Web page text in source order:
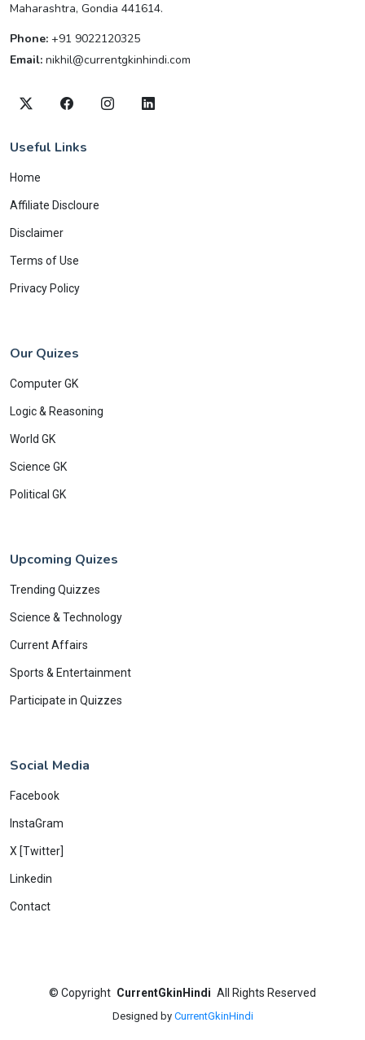
Maharashtra, Gondia 441614.
Phone: +91 9022120325
Email: nikhil@currentgkinhindi.com
Useful Links
Home
Affiliate Discloure
Disclaimer
Terms of Use
Privacy Policy
Our Quizes
Computer GK
Logic & Reasoning
World GK
Science GK
Political GK
Upcoming Quizes
Trending Quizzes
Science & Technology
Current Affairs
Sports & Entertainment
Participate in Quizzes
Social Media
Facebook
InstaGram
X [Twitter]
Linkedin
Contact
© Copyright CurrentGkinHindi All Rights Reserved
Designed by CurrentGkinHindi